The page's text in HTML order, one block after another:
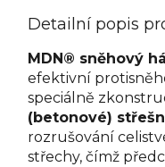
Detailní popis
MDN® sněhový
efektivní
speciálně
(betonové)
rozrušování
střechy, čímž